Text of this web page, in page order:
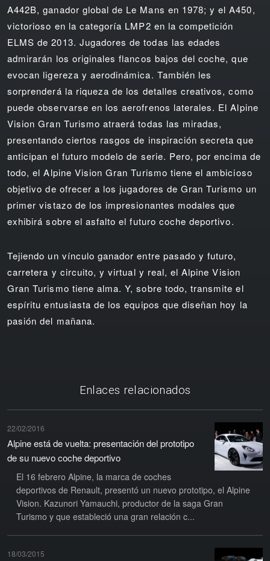
A442B, ganador global de Le Mans en 1978; y el A450,
victorioso en la categoría LMP2 en la competición
ELMS de 2013. Jugadores de todas las edades
admirarán los originales flancos bajos del coche, que
evocan ligereza y aerodinámica. También les
sorprenderá la riqueza de los detalles creativos, como
puede observarse en los aerofrenos laterales. El Alpine
Vision Gran Turismo atraerá todas las miradas,
presentando ciertos rasgos de inspiración secreta que
anticipan el futuro modelo de serie. Pero, por encima de
todo, el Alpine Vision Gran Turismo tiene el ambicioso
objetivo de ofrecer a los jugadores de Gran Turismo un
primer vistazo de los impresionantes modales que
exhibirá sobre el asfalto el futuro coche deportivo.
Tejiendo un vínculo ganador entre pasado y futuro,
carretera y circuito, y virtual y real, el Alpine Vision
Gran Turismo tiene alma. Y, sobre todo, transmite el
espíritu entusiasta de los equipos que diseñan hoy la
pasión del mañana.
Enlaces relacionados
22/02/2016
Alpine está de vuelta: presentación del prototipo
de su nuevo coche deportivo
El 16 febrero Alpine, la marca de coches
deportivos de Renault, presentó un nuevo prototipo, el Alpine
Vision. Kazunori Yamauchi, productor de la saga Gran
Turismo y que estableció una gran relación c...
18/03/2015